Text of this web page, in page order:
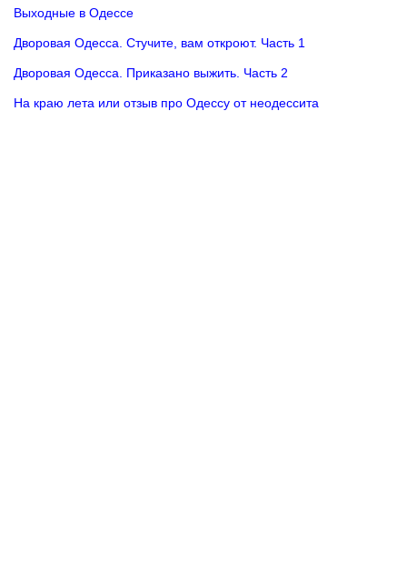
Выходные в Одессе
Дворовая Одесса. Стучите, вам откроют. Часть 1
Дворовая Одесса. Приказано выжить. Часть 2
На краю лета или отзыв про Одессу от неодессита